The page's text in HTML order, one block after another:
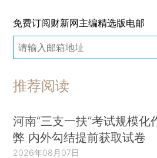
免费订阅财新网主编精选版电邮
推荐阅读
河南“三支一扶”考试规模化
弊 内外勾结提前获取试卷
2026年08月07日